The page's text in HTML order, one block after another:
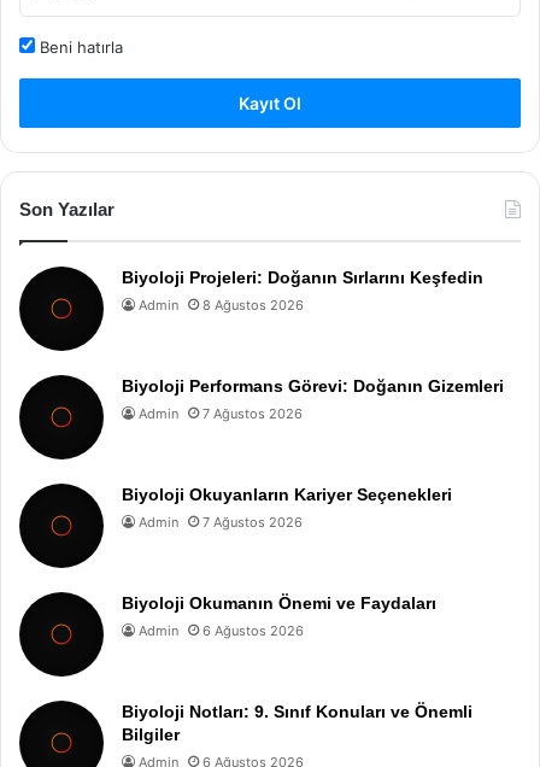
Beni hatırla
Kayıt Ol
Son Yazılar
Biyoloji Projeleri: Doğanın Sırlarını Keşfedin
Admin 8 Ağustos 2026
Biyoloji Performans Görevi: Doğanın Gizemleri
Admin 7 Ağustos 2026
Biyoloji Okuyanların Kariyer Seçenekleri
Admin 7 Ağustos 2026
Biyoloji Okumanın Önemi ve Faydaları
Admin 6 Ağustos 2026
Biyoloji Notları: 9. Sınıf Konuları ve Önemli
Bilgiler
Admin 6 Ağustos 2026